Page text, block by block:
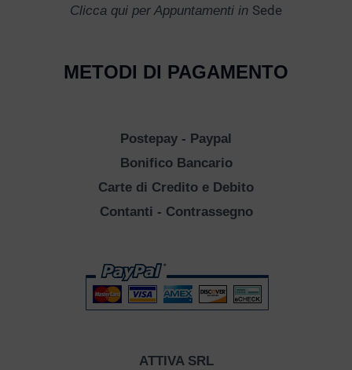
Clicca qui per Appuntamenti in Sede
METODI DI PAGAMENTO
Postepay - Paypal
Bonifico Bancario
Carte di Credito e Debito
Contanti - Contrassegno
ATTIVA SRL